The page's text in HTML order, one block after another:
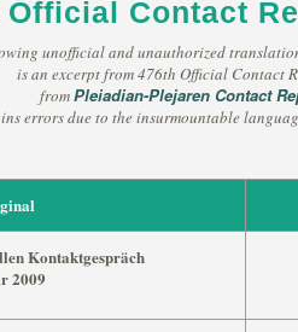
Contact
unofficial and unauthorized
is an excerpt from 476th Official Contact
fromPleiadian-Plejaren Contact
errors due to the insurmountable
Kontaktgespräch
2009